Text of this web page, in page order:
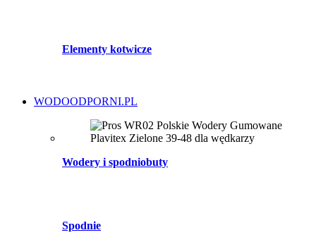
Elementy kotwicze
WODOODPORNI.PL
Wodery i spodniobuty
Spodnie